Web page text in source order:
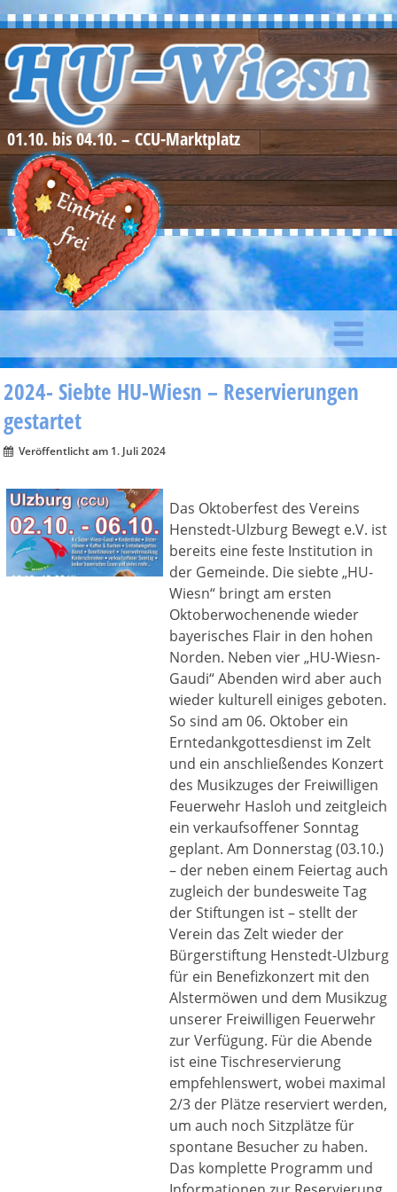
01.10. bis 04.10. – CCU-Marktplatz
2024- Siebte HU-Wiesn – Reservierungen
gestartet
Veröffentlicht am 1. Juli 2024
Das Oktoberfest des Vereins
Henstedt-Ulzburg Bewegt e.V. ist
bereits eine feste Institution in
der Gemeinde. Die siebte „HU-
Wiesn“ bringt am ersten
Oktoberwochenende wieder
bayerisches Flair in den hohen
Norden. Neben vier „HU-Wiesn-
Gaudi“ Abenden wird aber auch
wieder kulturell einiges geboten.
So sind am 06. Oktober ein
Erntedankgottesdienst im Zelt
und ein anschließendes Konzert
des Musikzuges der Freiwilligen
Feuerwehr Hasloh und zeitgleich
ein verkaufsoffener Sonntag
geplant. Am Donnerstag (03.10.)
– der neben einem Feiertag auch
zugleich der bundesweite Tag
der Stiftungen ist – stellt der
Verein das Zelt wieder der
Bürgerstiftung Henstedt-Ulzburg
für ein Benefizkonzert mit den
Alstermöwen und dem Musikzug
unserer Freiwilligen Feuerwehr
zur Verfügung. Für die Abende
ist eine Tischreservierung
empfehlenswert, wobei maximal
2/3 der Plätze reserviert werden,
um auch noch Sitzplätze für
spontane Besucher zu haben.
Das komplette Programm und